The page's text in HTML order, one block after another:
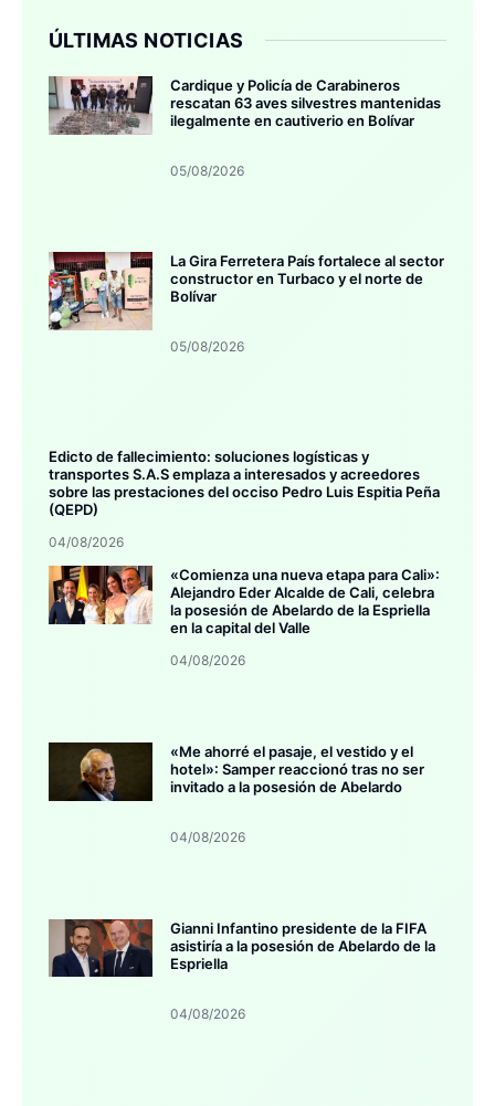
ÚLTIMAS NOTICIAS
Cardique y Policía de Carabineros
rescatan 63 aves silvestres mantenidas
ilegalmente en cautiverio en Bolívar
05/08/2026
La Gira Ferretera País fortalece al sector
constructor en Turbaco y el norte de
Bolívar
05/08/2026
Edicto de fallecimiento: soluciones logísticas y
transportes S.A.S emplaza a interesados y acreedores
sobre las prestaciones del occiso Pedro Luis Espitia Peña
(QEPD)
04/08/2026
«Comienza una nueva etapa para Cali»:
Alejandro Eder Alcalde de Cali, celebra
la posesión de Abelardo de la Espriella
en la capital del Valle
04/08/2026
«Me ahorré el pasaje, el vestido y el
hotel»: Samper reaccionó tras no ser
invitado a la posesión de Abelardo
04/08/2026
Gianni Infantino presidente de la FIFA
asistiría a la posesión de Abelardo de la
Espriella
04/08/2026